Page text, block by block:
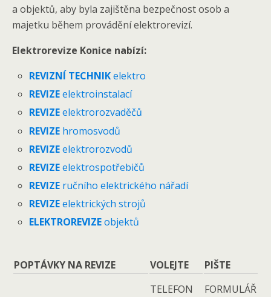
a objektů, aby byla zajištěna bezpečnost osob a
majetku během provádění elektrorevizí.
Elektrorevize Konice nabízí:
REVIZNÍ TECHNIKelektro
REVIZEelektroinstalací
REVIZEelektrorozvaděčů
REVIZE hromosvodů
REVIZEelektrorozvodů
REVIZEelektrospotřebičů
REVIZE ručního elektrického nářadí
REVIZEelektrických strojů
ELEKTROREVIZEobjektů
POPTÁVKY NA REVIZE VOLEJTE
PIŠTE
TELEFON
FORMULÁŘ